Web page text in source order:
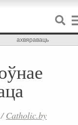
ахвяраваць
/Catholic.by